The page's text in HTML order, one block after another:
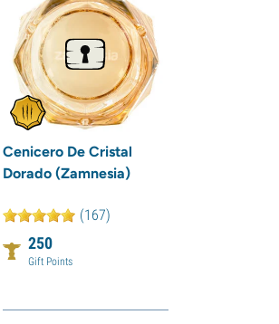
Cenicero De Cristal
Dorado (Zamnesia)
(167)
250
Gift Points